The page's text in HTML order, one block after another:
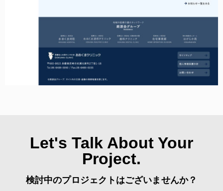
Let's Talk About Your
Project.
検討中のプロジェクトはございませんか？